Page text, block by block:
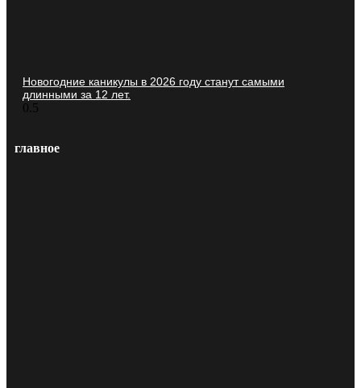
Новогодние каникулы в 2026 году станут самыми
длинными за 12 лет.
главное